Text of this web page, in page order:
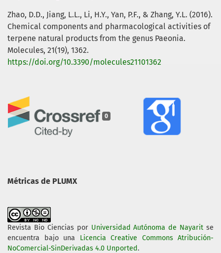
0
Métricas de PLUMX
Zhao, D.D., Jiang, L.L., Li, H.Y., Yan, P.F., & Zhang, Y.L. (2016).
Chemical components and pharmacological activities of
terpene natural products from the genus Paeonia.
Molecules, 21(19), 1362.
https://doi.org/10.3390/molecules21101362
Revista Bio Cienciaspor Universidad Autónoma de Nayarit se
encuentra bajo una Licencia Creative Commons Atribución-
NoComercial-SinDerivadas 4.0 Unported.